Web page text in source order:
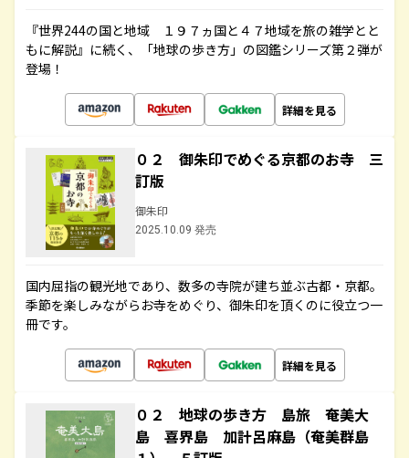
『世界244の国と地域 １９７ヵ国と４７地域を旅の雑学とと
もに解説』に続く、「地球の歩き方」の図鑑シリーズ第２弾が
登場！
詳細を見る
０２ 御朱印でめぐる京都のお寺 三
訂版
御朱印
2025.10.09 発売
国内屈指の観光地であり、数多の寺院が建ち並ぶ古都・京都。
季節を楽しみながらお寺をめぐり、御朱印を頂くのに役立つ一
冊です。
詳細を見る
０２ 地球の歩き方 島旅 奄美大
島 喜界島 加計呂麻島（奄美群島